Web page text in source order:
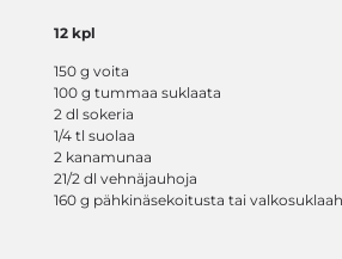
12 kpl
150 g voita
100 g tummaa suklaata
2 dl sokeria
1/4 tl suolaa
2 kanamunaa
21/2 dl vehnäjauhoja
160 g pähkinäsekoitusta tai